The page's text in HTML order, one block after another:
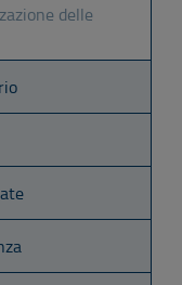
delle